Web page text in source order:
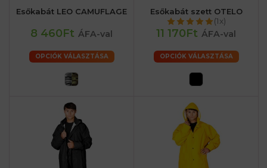
Esőkabát LEO CAMUFLAGE
8 460Ft ÁFA-val
OPCIÓK VÁLASZTÁSA
Esőkabát szett OTELO
(1x)
11 170Ft ÁFA-val
OPCIÓK VÁLASZTÁSA